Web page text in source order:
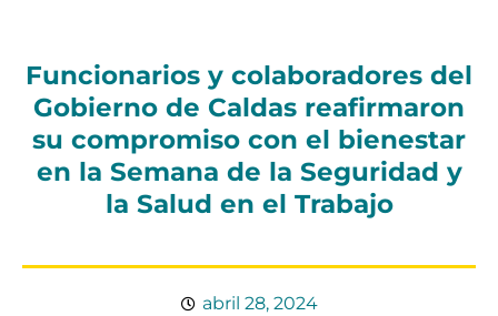
Funcionarios y colaboradores del
Gobierno de Caldas reafirmaron
su compromiso con el bienestar
en la Semana de la Seguridad y
la Salud en el Trabajo
abril 28, 2024